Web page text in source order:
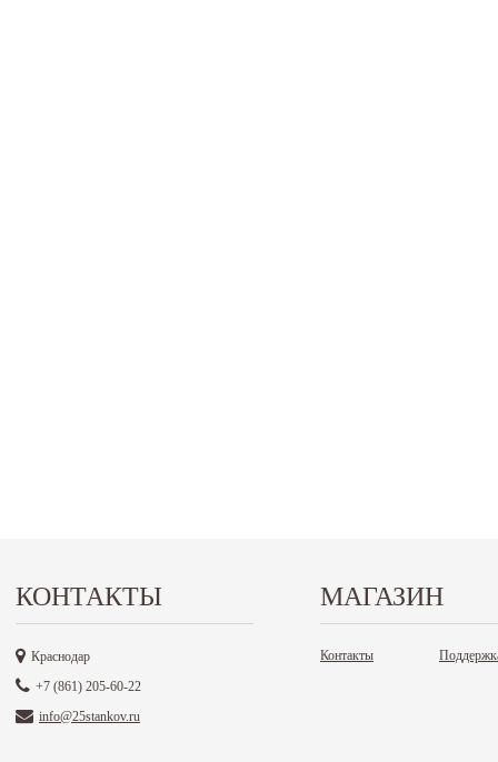
КОНТАКТЫ
Краснодар
+7 (861) 205-60-22
info@25stankov.ru
МАГАЗИН
Контакты